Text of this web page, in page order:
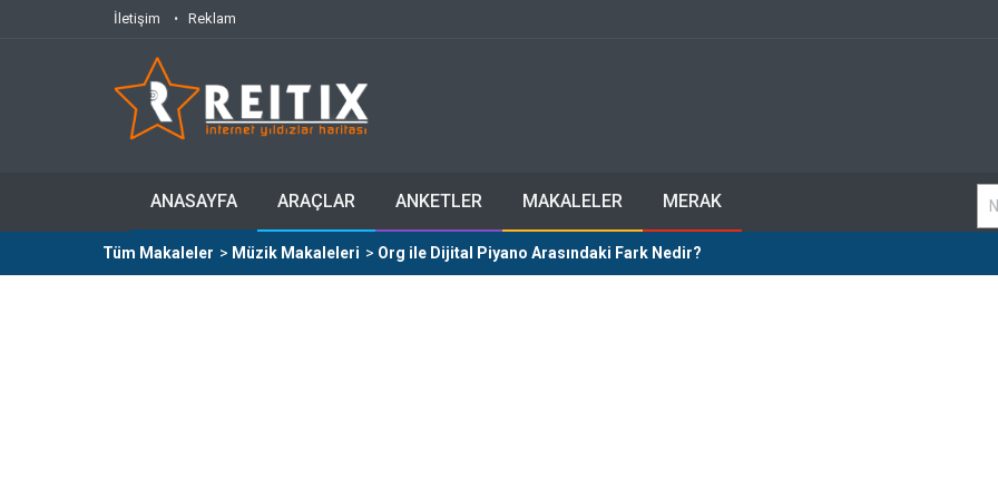
İletişim Reklam
ANASAYFA ARAÇLAR ANKETLER MAKALELER MERAK
Tüm Makaleler > Müzik Makaleleri > Org ile Dijital Piyano Arasındaki Fark Nedir?